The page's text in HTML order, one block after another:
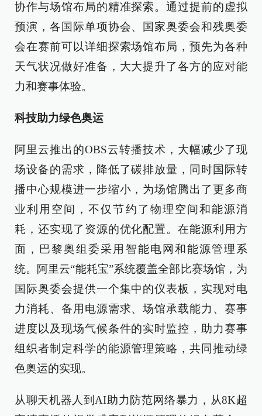
协作与场馆布局的精准探索。通过提前的虚拟
预演，各国际单项协会、国家奥委会和残奥委
会在赛前可以详细探索场馆布局，预先为各种
天气状况做好准备，大大提升了各方的应对能
力和赛事体验。
科技助力绿色奥运
阿里云推出的OBS云转播技术，大幅减少了现
场设备的需求，降低了碳排放量，同时国际转
播中心规模进一步缩小，为场馆腾出了更多商
业利用空间，不仅节约了物理空间和能源消
耗，还实现了资源的优化配置。在能源利用方
面，巴黎奥组委采用智能电网和能源管理系
统。阿里云“能耗宝”系统覆盖全部比赛场馆，为
国际奥委会提供一个集中的仪表板，实现对电
力消耗、备用电源需求、场馆承载能力、赛事
进度以及现场气候条件的实时监控，助力赛事
组织者制定科学的能源管理策略，共同推动绿
色奥运的实现。
从聊天机器人到AI助力防范网络暴力，从8K超